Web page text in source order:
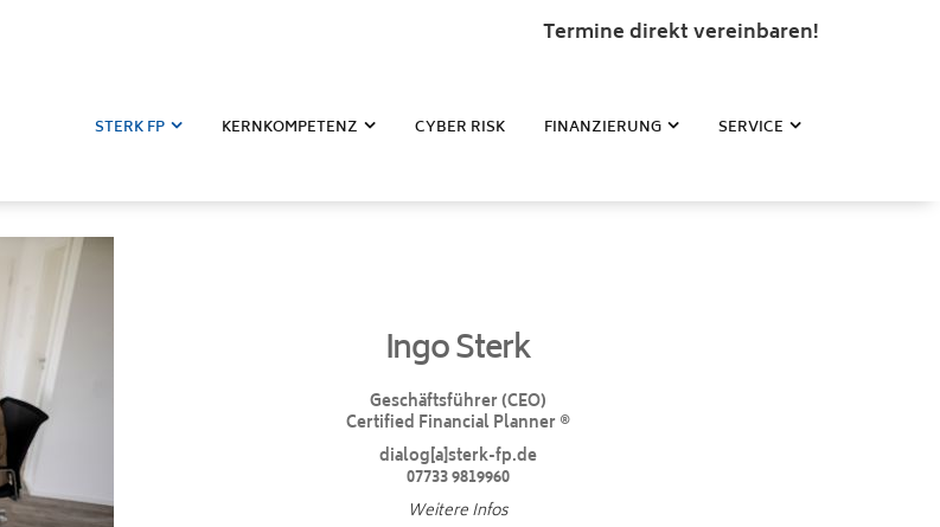
Termine direkt vereinbaren!
STERK FP KERNKOMPETENZ CYBER RISK FINANZIERUNG SERVICE
Ingo Sterk
Geschäftsführer (CEO)
Certified Financial Planner ®
dialog[a]sterk-fp.de
07733 9819960
Weitere Infos